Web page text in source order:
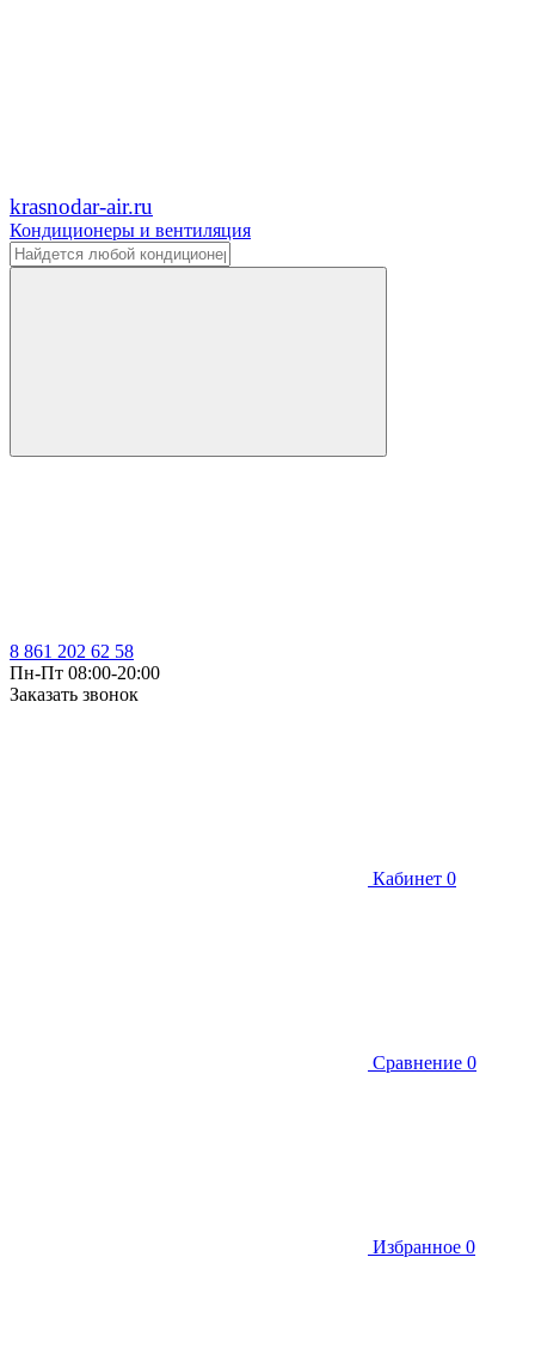
krasnodar-air.ru
Кондиционеры и вентиляция
8 861 202 62 58
Пн-Пт 08:00-20:00
Заказать звонок
Кабинет 0
Сравнение 0
Избранное 0